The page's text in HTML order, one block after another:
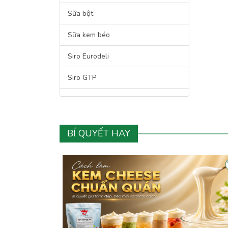
Sữa bột
Sữa kem béo
Siro Eurodeli
Siro GTP
Siro Hershey's
Siro Safe King
Siro Torani
Bột Flan
Bột pha chế
BÍ QUYẾT HAY